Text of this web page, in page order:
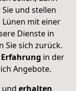
und stellen
Lünen mit einer
Dienste in
Sie sich zurück.
Erfahrung in der
Angebote.
und erhalten